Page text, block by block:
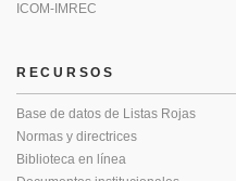
ICOM-IMREC
RECURSOS
Base de datos de Listas Rojas
Normas y directrices
Biblioteca en línea